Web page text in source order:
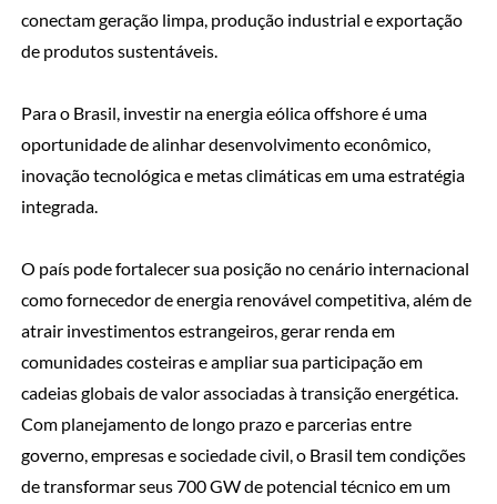
conectam geração limpa, produção industrial e exportação
de produtos sustentáveis.
Para o Brasil, investir na energia eólica offshore é uma
oportunidade de alinhar desenvolvimento econômico,
inovação tecnológica e metas climáticas em uma estratégia
integrada.
O país pode fortalecer sua posição no cenário internacional
como fornecedor de energia renovável competitiva, além de
atrair investimentos estrangeiros, gerar renda em
comunidades costeiras e ampliar sua participação em
cadeias globais de valor associadas à transição energética.
Com planejamento de longo prazo e parcerias entre
governo, empresas e sociedade civil, o Brasil tem condições
de transformar seus 700 GW de potencial técnico em um